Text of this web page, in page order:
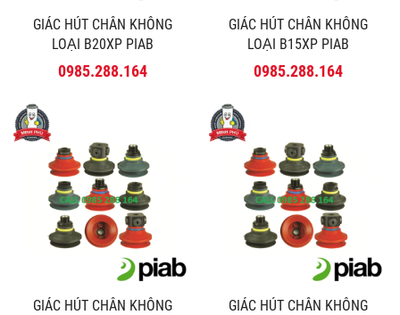
GIÁC HÚT CHÂN KHÔNG
LOẠI B20XP PIAB
0985.288.164
GIÁC HÚT CHÂN KHÔNG
LOẠI B15XP PIAB
0985.288.164
GIÁC HÚT CHÂN KHÔNG
GIÁC HÚT CHÂN KHÔNG